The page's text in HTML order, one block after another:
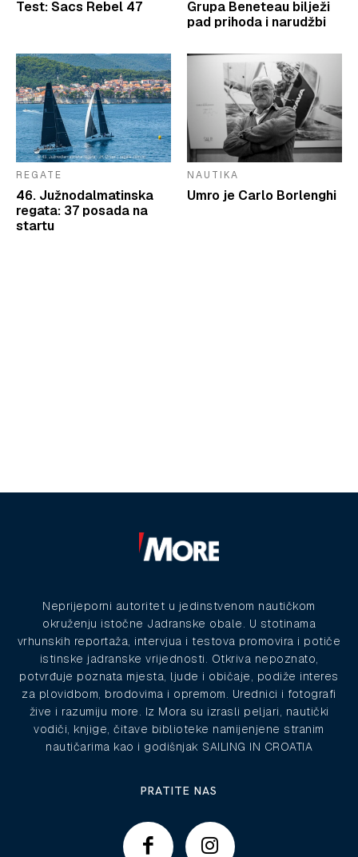
Test: Sacs Rebel 47
Grupa Beneteau bilježi
pad prihoda i narudžbi
REGATE
46. Južnodalmatinska
regata: 37 posada na
startu
NAUTIKA
Umro je Carlo Borlenghi
Neprijeporni autoritet u jedinstvenom nautičkom
okruženju istočne Jadranske obale. U stotinama
vrhunskih reportaža, intervjua i testova promovira i potiče
istinske jadranske vrijednosti. Otkriva nepoznato,
potvrđuje poznata mjesta, ljude i običaje, podiže interes
za plovidbom, brodovima i opremom. Urednici i fotografi
žive i razumiju more. Iz Mora su izrasli peljari, nautički
vodiči, knjige, čitave biblioteke namijenjene stranim
nautičarima kao i godišnjak SAILING IN CROATIA
PRATITE NAS